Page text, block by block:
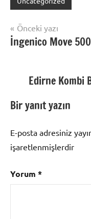
Yazı
gezinmesi
Önceki yazı
İngenico Move
Edirne Kombi
Bir yanıt yazın
E-posta adresiniz
işaretlenmişlerdir
Yorum *